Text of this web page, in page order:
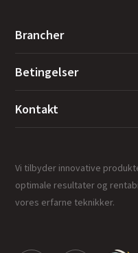
Brancher
Betingelser
Kontakt
Vi tilbyder innovative
optimale resultater og
vores erfarne teknikker.